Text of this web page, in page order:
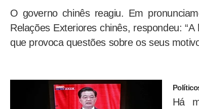
O governo chinês reagiu. Em
Relações Exteriores chinês, respondeu:
que provoca questões sobre os seus
Há